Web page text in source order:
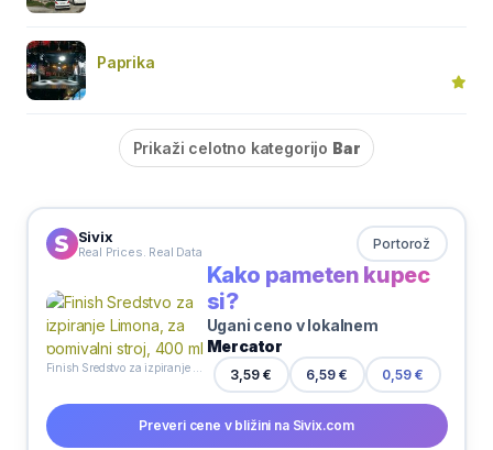
Paprika
Prikaži celotno kategorijo Bar
Sivix
Real Prices. Real Data Portorož
Kako pameten kupec
si?
Ugani ceno v lokalnem
Mercator
3,59 € 6,59 € 0,59 €
Preveri cene v bližini na Sivix.com